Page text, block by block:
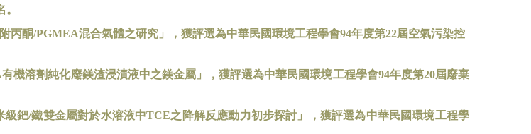
丙酮/PGMEA混合氣體之研究」，獲評選為中華民國環境工程學會94年度第22屆空氣污染控
有機溶劑純化廢鎂渣浸漬液中之鎂金屬」，獲評選為中華民國環境工程學會94年度第20屆廢棄
級鈀/鐵雙金屬對於水溶液中TCE之降解反應動力初步探討」，獲評選為中華民國環境工程學